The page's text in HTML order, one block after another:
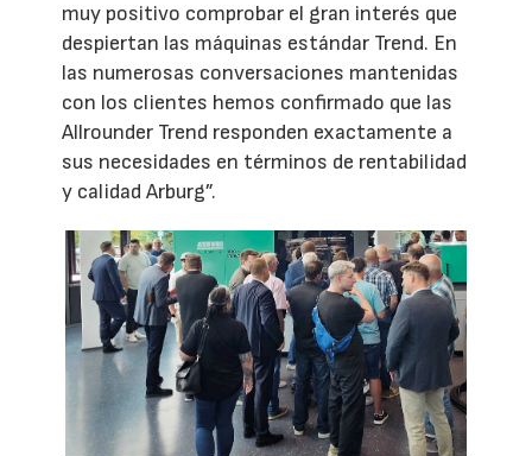
muy positivo comprobar el gran interés que
despiertan las máquinas estándar Trend. En
las numerosas conversaciones mantenidas
con los clientes hemos confirmado que las
Allrounder Trend responden exactamente a
sus necesidades en términos de rentabilidad
y calidad Arburg”.